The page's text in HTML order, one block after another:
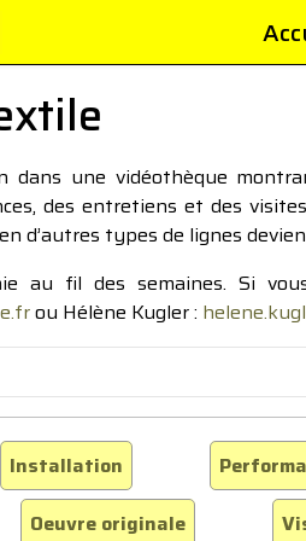
dans une vidéothèque
des entretiens et des
d’autres types de lignes
au fil des semaines. Si
ou Hélène Kugler :
Installation
Oeuvre originale